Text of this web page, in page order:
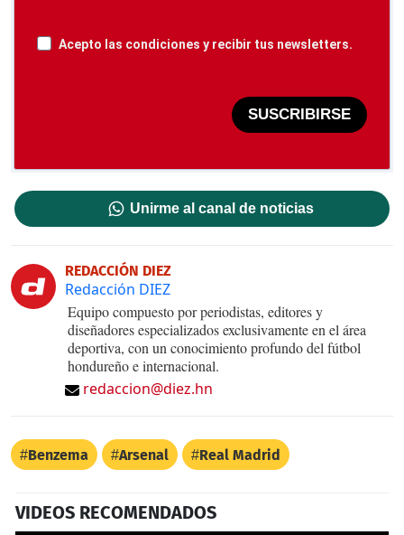
Acepto las condiciones y recibir tus newsletters.
SUSCRIBIRSE
Unirme al canal de noticias
REDACCIÓN DIEZ
Redacción DIEZ
Equipo compuesto por periodistas, editores y
diseñadores especializados exclusivamente en el área
deportiva, con un conocimiento profundo del fútbol
hondureño e internacional.
redaccion@diez.hn
Benzema Arsenal Real Madrid
VIDEOS RECOMENDADOS